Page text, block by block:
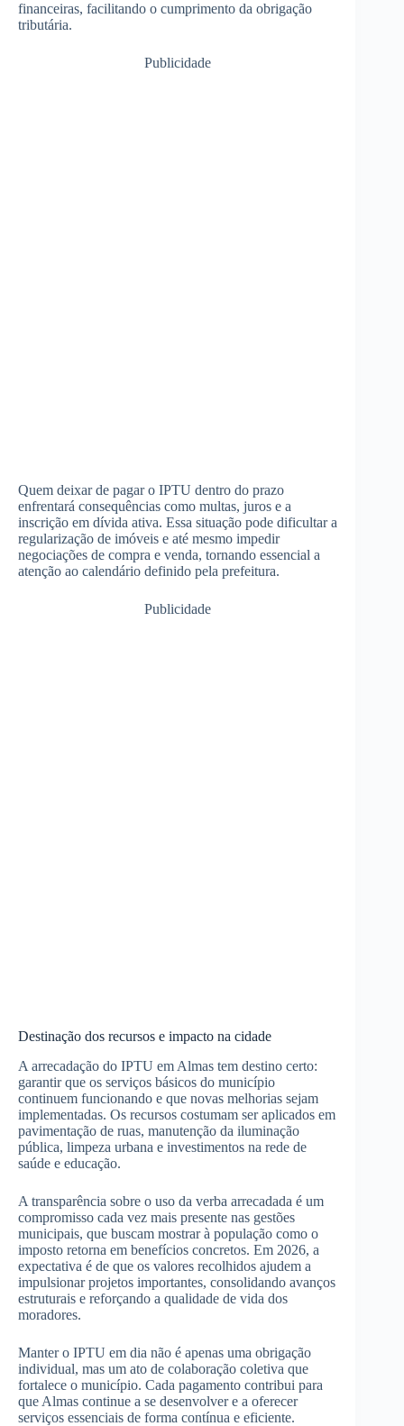
financeiras, facilitando o cumprimento da obrigação
tributária.
Publicidade
Quem deixar de pagar o IPTU dentro do prazo
enfrentará consequências como multas, juros e a
inscrição em dívida ativa. Essa situação pode dificultar a
regularização de imóveis e até mesmo impedir
negociações de compra e venda, tornando essencial a
atenção ao calendário definido pela prefeitura.
Publicidade
Destinação dos recursos e impacto na cidade
A arrecadação do IPTU em Almas tem destino certo:
garantir que os serviços básicos do município
continuem funcionando e que novas melhorias sejam
implementadas. Os recursos costumam ser aplicados em
pavimentação de ruas, manutenção da iluminação
pública, limpeza urbana e investimentos na rede de
saúde e educação.
A transparência sobre o uso da verba arrecadada é um
compromisso cada vez mais presente nas gestões
municipais, que buscam mostrar à população como o
imposto retorna em benefícios concretos. Em 2026, a
expectativa é de que os valores recolhidos ajudem a
impulsionar projetos importantes, consolidando avanços
estruturais e reforçando a qualidade de vida dos
moradores.
Manter o IPTU em dia não é apenas uma obrigação
individual, mas um ato de colaboração coletiva que
fortalece o município. Cada pagamento contribui para
que Almas continue a se desenvolver e a oferecer
serviços essenciais de forma contínua e eficiente.